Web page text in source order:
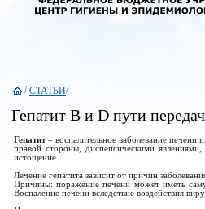
/СТАТЬИ/
Гепатит В и D пути
Гепатит– воспалительное заболевание
правой стороны, диспепсическими
истощение.
Лечение гепатита зависит от причин
Причины: поражение печени может иметь
Воспаление печени вследствие воздействия